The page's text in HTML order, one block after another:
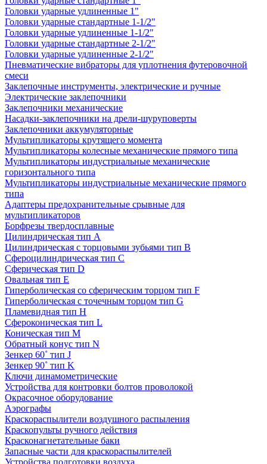
Головки ударные удлиненные 1"
Головки ударные стандартные 1-1/2"
Головки ударные удлиненные 1-1/2"
Головки ударные стандартные 2-1/2"
Головки ударные удлиненные 2-1/2"
Пневматические вибраторы для уплотнения футеровочной
смеси
Заклепочные инструменты, электрические и ручные
Электрические заклепочники
Заклепочники механические
Насадки-заклепочники на дрели-шуруповерты
Заклепочники аккумуляторные
Мультипликаторы крутящего момента
Мультипликаторы колесные механические прямого типа
Мультипликаторы индустриальные механические
горизонтального типа
Мультипликаторы индустриальные механические прямого
типа
Адаптеры предохранительные срывные для
мультипликаторов
Борфрезы твердосплавные
Цилиндрическая тип A
Цилиндрическая с торцовыми зубьями тип B
Сфероцилиндрическая тип C
Сферическая тип D
Овальная тип E
Гиперболическая со сферическим торцом тип F
Гиперболическая с точечным торцом тип G
Пламевидная тип H
Сфероконическая тип L
Коническая тип M
Обратный конус тип N
Зенкер 60˚ тип J
Зенкер 90˚ тип K
Ключи динамометрические
Устройства для контровки болтов проволокой
Окрасочное оборудование
Аэрографы
Краскораспылители воздушного распыления
Краскопульты ручного действия
Красконагнетательные баки
Запасные части для краскораспылителей
Устройства подготовки воздуха